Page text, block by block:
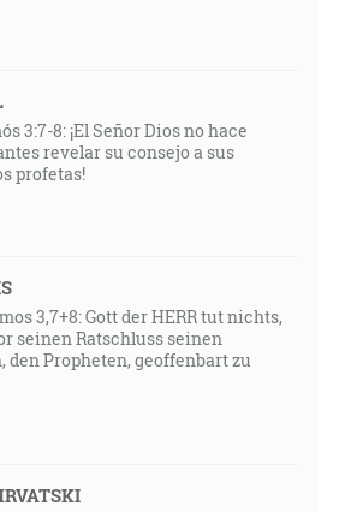
3:7-8: ¡El Señor Dios no hace
revelar su consejo a sus
profetas!
3,7+8: Gott der HERR tut nichts,
seinen Ratschluss seinen
den Propheten, geoffenbart zu